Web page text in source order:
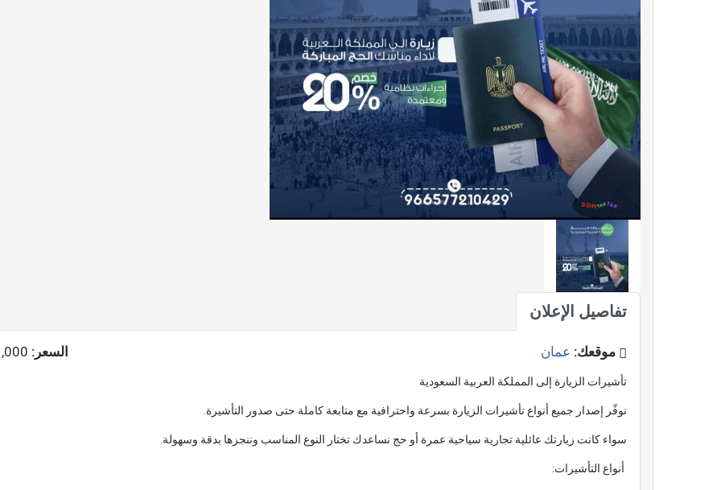
تفاصيل الإعلان
موقعك: عمان السعر: JD
تأشيرات الزيارة إلى المملكة العربية السعودية
نوفّر إصدار جميع أنواع تأشيرات الزيارة بسرعة واحترافية مع متابعة كاملة حتى صدور التأشيرة.
سواء كانت زيارتك عائلية تجارية سياحية عمرة أو حج نساعدك تختار النوع المناسب وننجزها بدقة وسهولة.
️ أنواع التأشيرات: